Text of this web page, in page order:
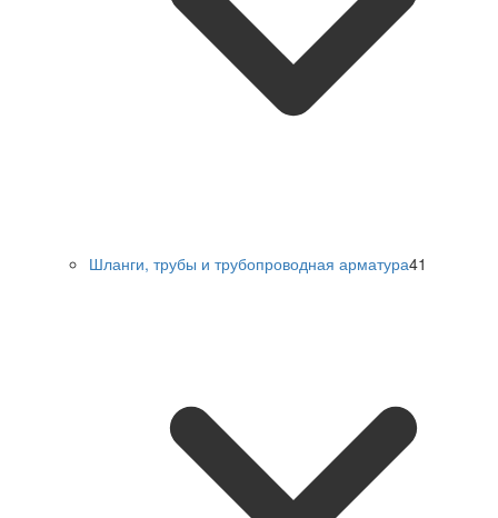
Шланги, трубы и трубопроводная арматура41